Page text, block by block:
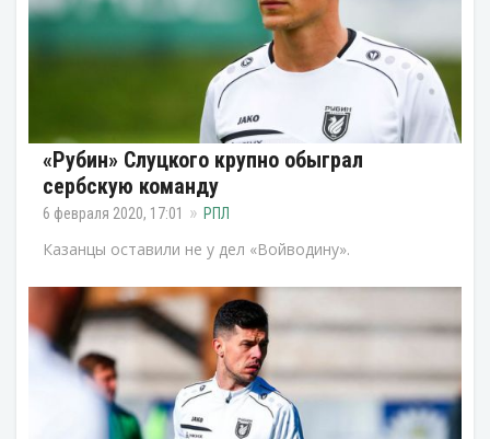
«Рубин» Слуцкого крупно обыграл
сербскую команду
6 февраля 2020, 17:01 РПЛ
Казанцы оставили не у дел «Войводину».